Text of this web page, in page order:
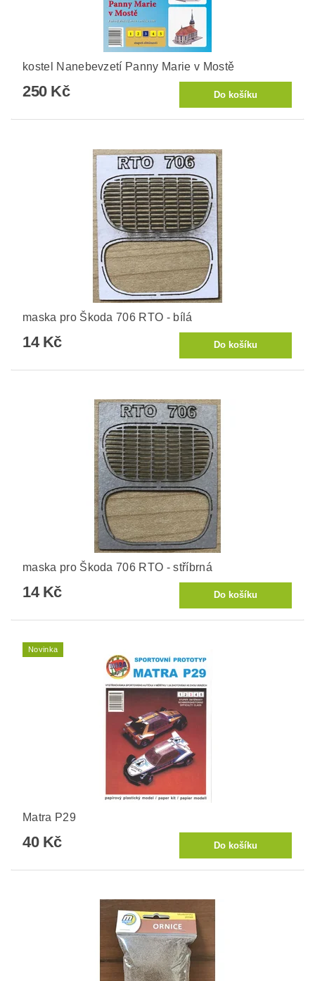
kostel Nanebevzetí Panny Marie v Mostě
250 Kč
maska pro Škoda 706 RTO - bílá
14 Kč
maska pro Škoda 706 RTO - stříbrná
14 Kč
Novinka
Matra P29
40 Kč